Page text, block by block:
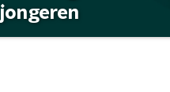
jongeren